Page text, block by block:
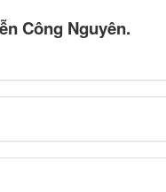
Công Nguyên.​